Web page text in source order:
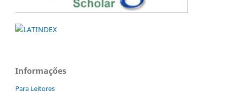
Informações
Para Leitores